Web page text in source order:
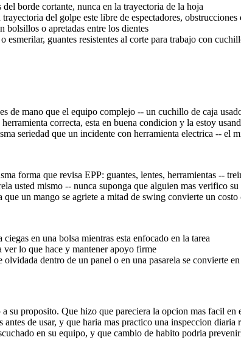
borde cortante, nunca en la trayectoria de la hoja
del golpe este libre de espectadores,
bolsillos o apretadas entre los dientes
esmerilar, guantes resistentes al corte para trabajo con
de mano que el equipo complejo -- un cuchillo de caja
correcta, esta en buena condicion y la estoy
seriedad que un incidente con herramienta electrica -- el
forma que revisa EPP: guantes, lentes, herramientas --
usted mismo -- nunca suponga que alguien mas verifico
que un mango se agriete a mitad de swing convierte un
en una bolsa mientras esta enfocado en la tarea
lo que hace y mantener apoyo firme
dentro de un panel o en una pasarela se convierte
su proposito. Que hizo que pareciera la opcion mas facil
de usar, y que haria mas practico una inspeccion diaria
en su equipo, y que cambio de habito podria